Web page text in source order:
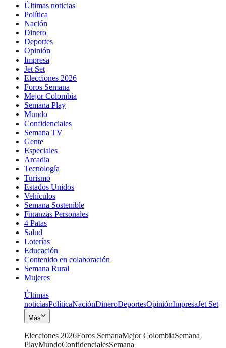
Últimas noticias
Política
Nación
Dinero
Deportes
Opinión
Impresa
Jet Set
Elecciones 2026
Foros Semana
Mejor Colombia
Semana Play
Mundo
Confidenciales
Semana TV
Gente
Especiales
Arcadia
Tecnología
Turismo
Estados Unidos
Vehículos
Semana Sostenible
Finanzas Personales
4 Patas
Salud
Loterías
Educación
Contenido en colaboración
Semana Rural
Mujeres
Últimas
noticiasPolíticaNaciónDineroDeportesOpiniónImpresaJet Set
Más
Elecciones 2026Foros SemanaMejor ColombiaSemana
PlayMundoConfidencialesSemana